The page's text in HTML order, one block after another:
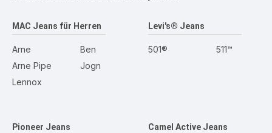
MAC Jeans für Herren
Arne
Arne Pipe
Lennox
Ben
Jogn
Levi's® Jeans
501® 511™
Pioneer Jeans Camel Active Jeans